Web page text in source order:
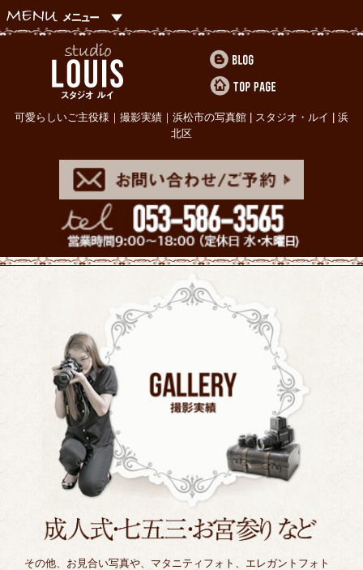
可愛らしいご主役様｜撮影実績｜浜松市の写真館 | スタジオ・ルイ | 浜
北区
その他、お見合い写真や、マタニティフォト、エレガントフォト